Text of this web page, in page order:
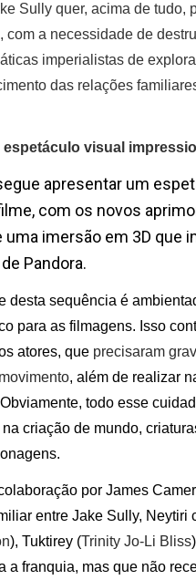
Sully quer, acima de tudo,
a necessidade de
imperialistas de
das relações
visual
apresentar um
com os novos
imersão em 3D que
Pandora.
desta sequência é
para as filmagens. Isso
atores, que precisaram
, além de realizar
todo esse
criação de mundo,
por James
entre Jake Sully, Neytiri
), Tuktirey (Trinity Jo-Li Bliss
a franquia, mas que não